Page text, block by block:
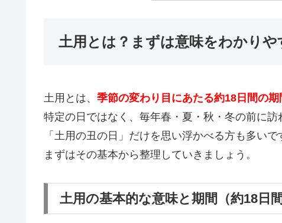
土用とは？まずは意味をわかりや
土用とは、 季節の変わり目にあたる約18日間の期
特定の日ではなく、毎年春・夏・秋・冬の前に訪
「土用の丑の日」だけを思い浮かべる方も多い
まずはその基本から整理していきましょう。
土用の基本的な意味と期間（約18日